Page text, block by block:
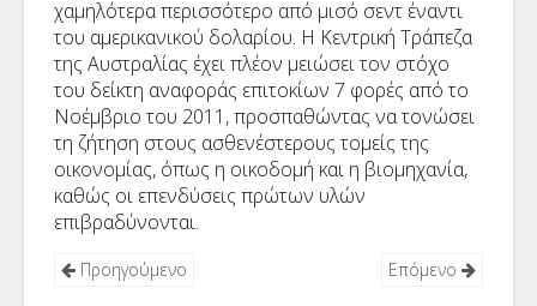
χαμηλότερα περισσότερο από μισό σεντ έναντι
του αμερικανικού δολαρίου. Η Κεντρική Τράπεζα
της Αυστραλίας έχει πλέον μειώσει τον στόχο
του δείκτη αναφοράς επιτοκίων 7 φορές από το
Νοέμβριο του 2011, προσπαθώντας να τονώσει
τη ζήτηση στους ασθενέστερους τομείς της
οικονομίας, όπως η οικοδομή και η βιομηχανία,
καθώς οι επενδύσεις πρώτων υλών
επιβραδύνονται.
Προηγούμενο Επόμενο